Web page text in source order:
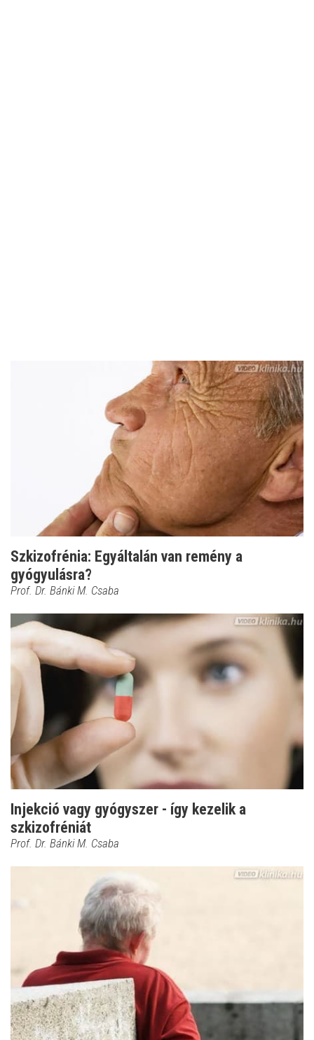
Szkizofrénia: Egyáltalán van remény a
gyógyulásra?
Prof. Dr. Bánki M. Csaba
Injekció vagy gyógyszer - így kezelik a
szkizofréniát
Prof. Dr. Bánki M. Csaba